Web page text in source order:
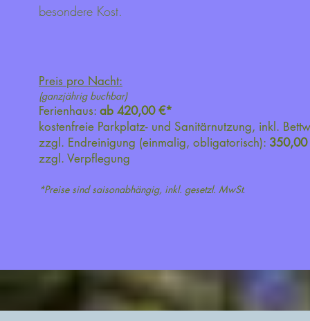
besondere Kost.
Preis pro Nacht:
(ganzjährig buchbar)
Ferienhaus: ab 420,00 €*
kostenfreie Parkplatz- und Sanitärnutzung, inkl.
zzgl. Endreinigung (einmalig, obligatorisch): 350,00
zzgl. Verpflegung
*Preise sind saisonabhängig, inkl. gesetzl. MwSt.